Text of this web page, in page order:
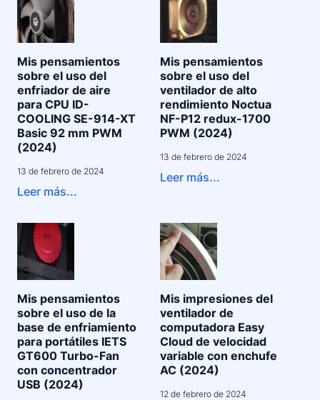
Mis pensamientos
sobre el uso del
enfriador de aire
para CPU ID-
COOLING SE-914-XT
Basic 92 mm PWM
(2024)
13 de febrero de 2024
Leer más...
Mis pensamientos
sobre el uso del
ventilador de alto
rendimiento Noctua
NF-P12 redux-1700
PWM (2024)
13 de febrero de 2024
Leer más...
Mis pensamientos
sobre el uso de la
base de enfriamiento
para portátiles IETS
GT600 Turbo-Fan
con concentrador
USB (2024)
Mis impresiones del
ventilador de
computadora Easy
Cloud de velocidad
variable con enchufe
AC (2024)
12 de febrero de 2024